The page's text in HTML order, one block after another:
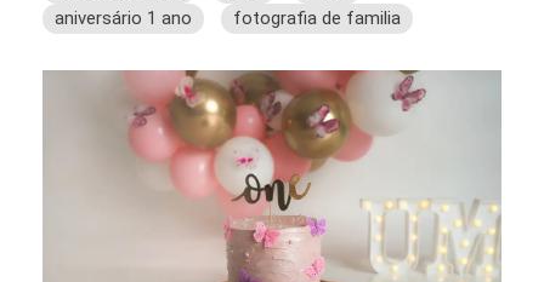
aniversário 1 ano
fotografia de familia